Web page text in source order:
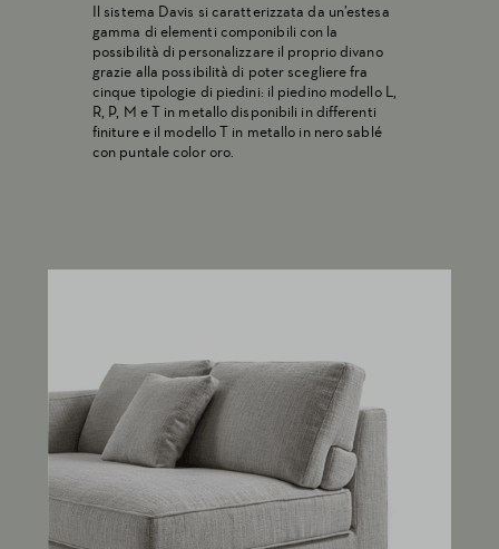
Il sistema Davis si caratterizzata da un’estesa
gamma di elementi componibili con la
possibilità di personalizzare il proprio divano
grazie alla possibilità di poter scegliere fra
cinque tipologie di piedini: il piedino modello L,
R, P, M e T in metallo disponibili in differenti
finiture e il modello T in metallo in nero sablé
con puntale color oro.